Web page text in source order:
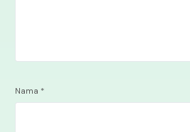
Nama *